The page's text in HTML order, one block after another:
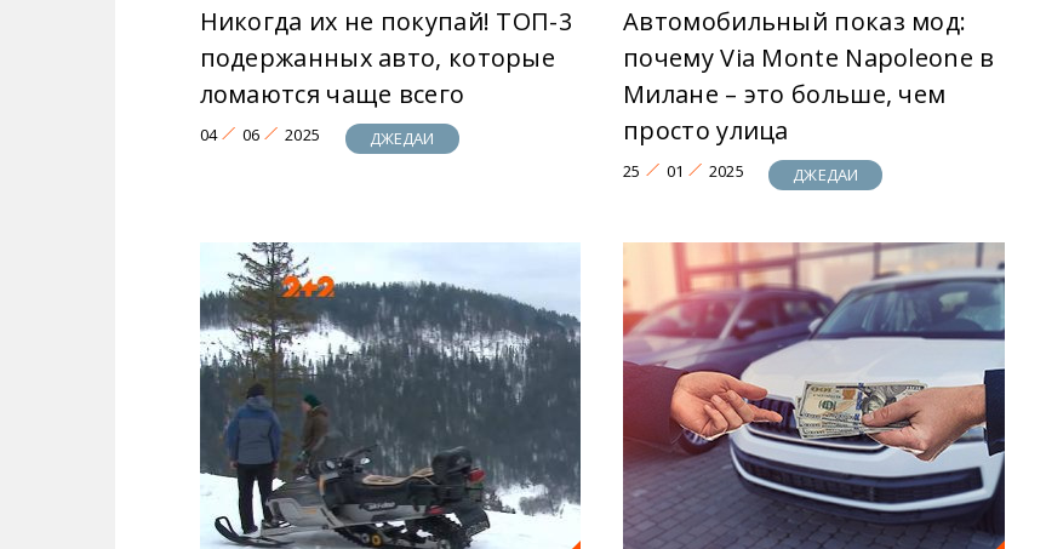
Никогда их не покупай! ТОП-3
подержанных авто, которые
ломаются чаще всего
04 06 2025 ДЖЕДАИ
Автомобильный показ мод:
почему Via Monte Napoleone в
Милане – это больше, чем
просто улица
25 01 2025 ДЖЕДАИ